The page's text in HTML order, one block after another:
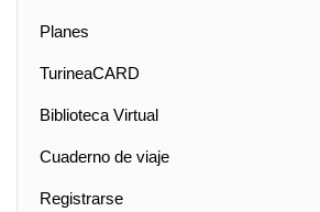
Planes
TurineaCARD
Biblioteca Virtual
Cuaderno de viaje
Registrarse